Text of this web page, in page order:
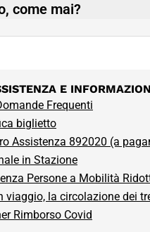
come mai?
E
Frequenti
biglietto
Assistenza 892020 (a
in Stazione
Persone a Mobilità
viaggio, la circolazione dei
Rimborso Covid